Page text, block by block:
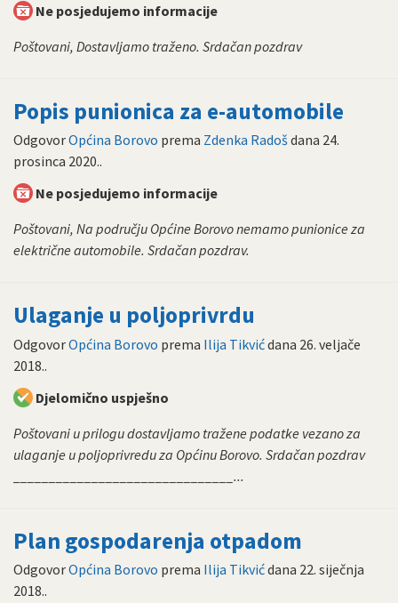
Ne posjedujemo informacije
Poštovani, Dostavljamo traženo. Srdačan pozdrav
Popis punionica za e-automobile
OdgovorOpćina Borovo prema Zdenka Radošdana 24.
prosinca 2020..
Ne posjedujemo informacije
Poštovani, Na području Općine Borovo nemamo punionice za
električne automobile. Srdačan pozdrav.
Ulaganje u poljoprivrdu
OdgovorOpćina Borovo prema Ilija Tikvićdana 26. veljače
2018..
Djelomično uspješno
Poštovani u prilogu dostavljamo tražene podatke vezano za
ulaganje u poljoprivredu za Općinu Borovo. Srdačan pozdrav
_______________________________...
Plan gospodarenja otpadom
OdgovorOpćina Borovo prema Ilija Tikvićdana 22. siječnja
2018..